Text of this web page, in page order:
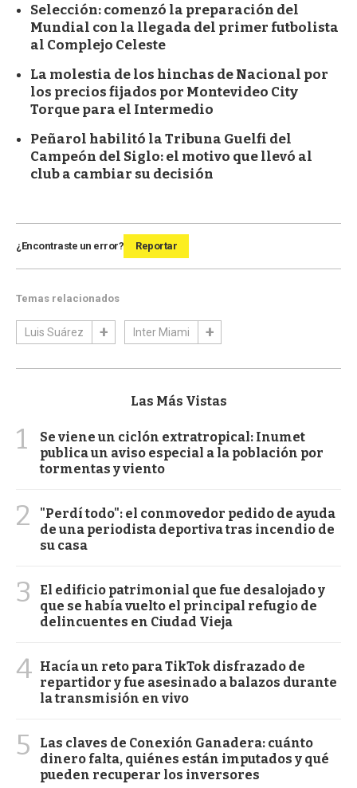
Selección: comenzó la preparación del
Mundial con la llegada del primer futbolista
al Complejo Celeste
La molestia de los hinchas de Nacional por
los precios fijados por Montevideo City
Torque para el Intermedio
Peñarol habilitó la Tribuna Guelfi del
Campeón del Siglo: el motivo que llevó al
club a cambiar su decisión
¿Encontraste un error? Reportar
Temas relacionados
Luis Suárez Inter Miami
Las Más Vistas
1
Se viene un ciclón extratropical: Inumet
publica un aviso especial a la población por
tormentas y viento
2
"Perdí todo": el conmovedor pedido de ayuda
de una periodista deportiva tras incendio de
su casa
3
El edificio patrimonial que fue desalojado y
que se había vuelto el principal refugio de
delincuentes en Ciudad Vieja
4 Hacía un reto para TikTok disfrazado de
repartidor y fue asesinado a balazos durante
la transmisión en vivo
5
Las claves de Conexión Ganadera: cuánto
dinero falta, quiénes están imputados y qué
pueden recuperar los inversores